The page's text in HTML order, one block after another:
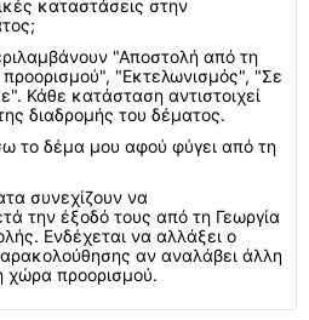
καταστάσεις στην
"Αποστολή από τη
"Εκτελωνισμός", "Σε
Κάθε κατάσταση αντιστοιχεί
διαδρομής του δέματος.
το δέμα μου αφού φύγει από τη
συνεχίζουν να
την έξοδό τους από τη Γεωργία
Ενδέχεται να αλλάξει ο
αν αναλάβει άλλη
χώρα προορισμού.